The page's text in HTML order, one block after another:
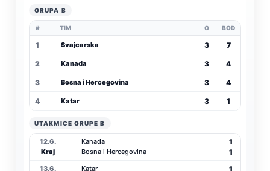
GRUPA B
# TIM O BOD
1 Švajcarska 3 7
2 Kanada 3 4
3 Bosna i Hercegovina 3 4
4 Katar 3 1
UTAKMICE GRUPE B
12.6.
Kraj
Kanada
Bosna i Hercegovina
1
1
13.6. Katar 1